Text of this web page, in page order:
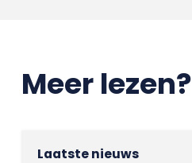
Meer lezen?
Laatste nieuws